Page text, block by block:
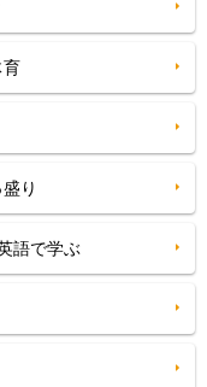
育
り
語で学ぶ